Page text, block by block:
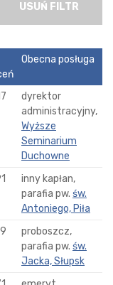
USUŃ FILTR
Obecna posługa
dyrektor
administracyjny,
Wyższe
Seminarium
Duchowne
inny kapłan,
parafia pw. św.
Antoniego, Piła
proboszcz,
parafia pw. św.
Jacka, Słupsk